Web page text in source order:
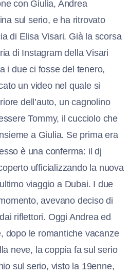
con Giulia, Andrea
sul serio, e ha ritrovato
di Elisa Visari. Già la scorsa
di Instagram della Visari
i due ci fosse del tenero,
un video nel quale si
dell’auto, un cagnolino
Tommy, il cucciolo che
a Giulia. Se prima era
è una conferma: il dj
ufficializzando la nuova
viaggio a Dubai. I due
avevano deciso di
riflettori. Oggi Andrea ed
dopo le romantiche vacanze
neve, la coppia fa sul serio
sul serio, visto la 19enne,